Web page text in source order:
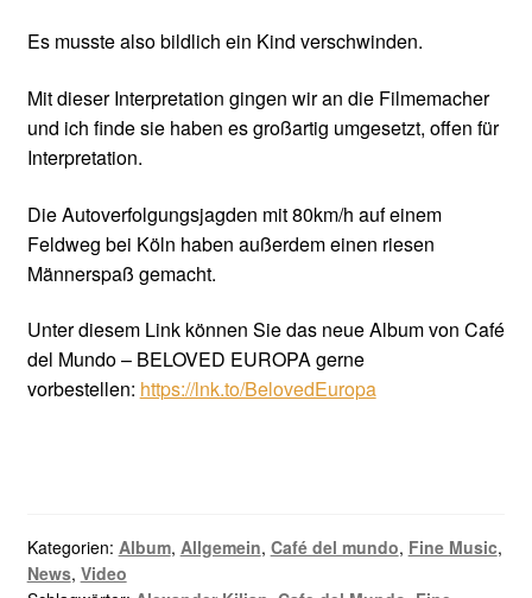
Es musste also bildlich ein Kind verschwinden.
Mit dieser Interpretation gingen wir an die Filmemacher
und ich finde sie haben es großartig umgesetzt, offen für
Interpretation.
Die Autoverfolgungsjagden mit 80km/h auf einem
Feldweg bei Köln haben außerdem einen riesen
Männerspaß gemacht.
Unter diesem Link können Sie das neue Album von Café
del Mundo – BELOVED EUROPA gerne
vorbestellen: https://lnk.to/BelovedEuropa
Kategorien: Album, Allgemein, Café del mundo, Fine Music,
News, Video